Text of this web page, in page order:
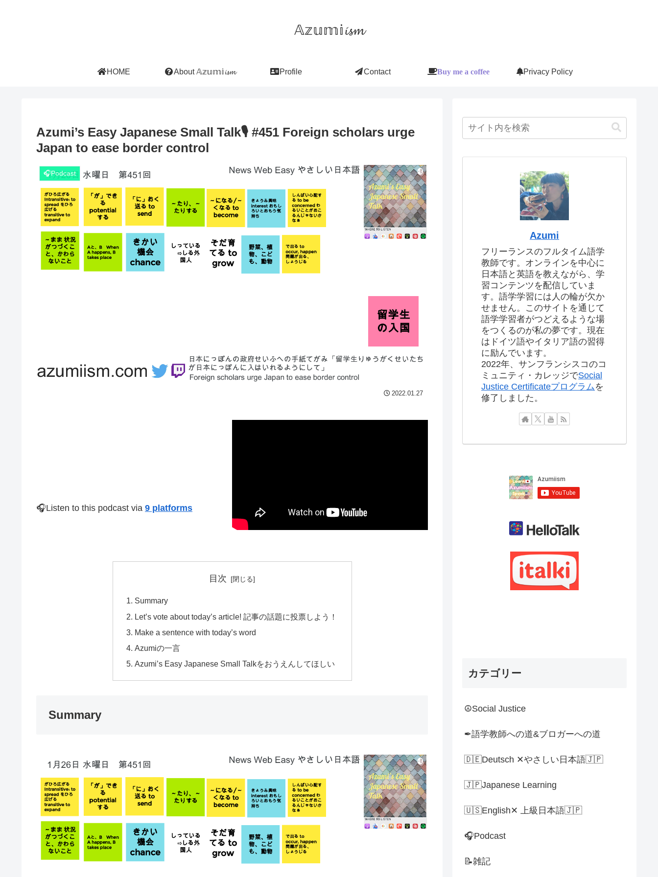
𝔸𝕫𝕦𝕞𝕚𝓲𝓼𝓶
HOME About 𝔸𝕫𝕦𝕞𝕚𝓲𝓼𝓶 Profile Contact Buy me a coffee Privacy Policy
Azumi’s Easy Japanese Small Talk🎙 #451 Foreign scholars urge
Japan to ease border control
🎧Podcast
2022.01.27
🎧Listen to this podcast via 9 platforms
目次
Summary
Let’s vote about today’s article! 記事の話題に投票しよう！
Make a sentence with today’s word
Azumiの一言
Azumi’s Easy Japanese Small Talkをおうえんしてほしい
Summary
Azumi
フリーランスのフルタイム語学
教師です。オンラインを中心に
日本語と英語を教えながら、学
習コンテンツを配信していま
す。語学学習には人の輪が欠か
せません。このサイトを通じて
語学学習者がつどえるような場
をつくるのが私の夢です。現在
はドイツ語やイタリア語の習得
に励んでいます。
2022年、サンフランシスコのコ
ミュニティ・カレッジでSocial
Justice Certificateプログラム を
修了しました。
カテゴリー
☮Social Justice
✒語学教師への道&ブロガーへの道
🇩🇪Deutsch ✕やさしい日本語🇯🇵
🇯🇵Japanese Learning
🇺🇸English✕ 上級日本語🇯🇵
🎧Podcast
📝雑記